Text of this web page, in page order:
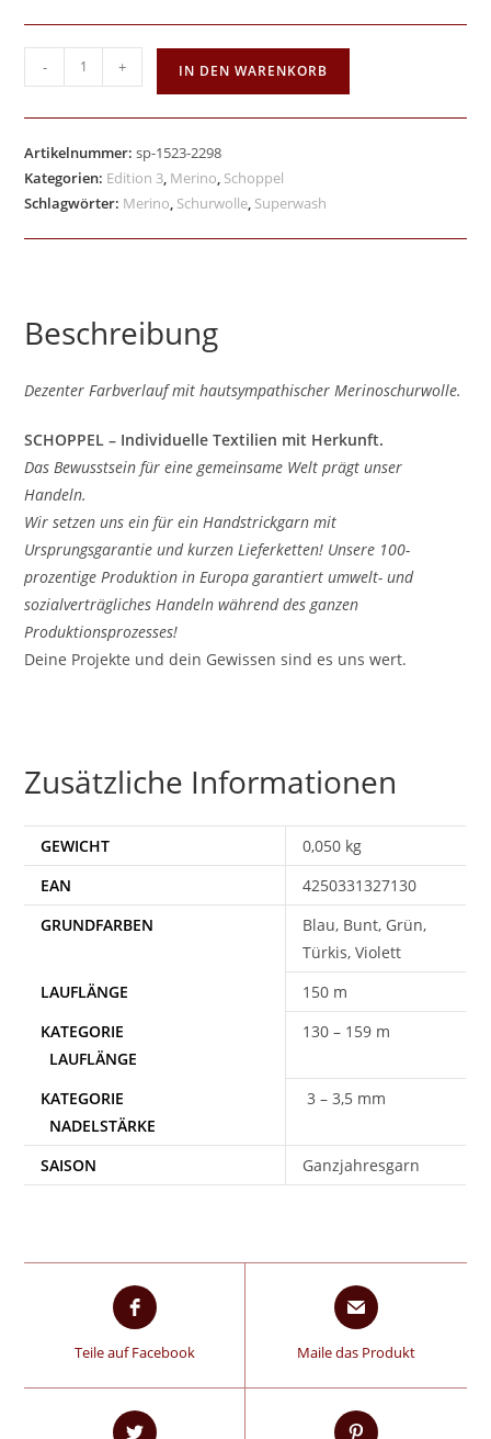
- + IN DEN WARENKORB
Artikelnummer:sp-1523-2298
Kategorien: Edition 3, Merino, Schoppel
Schlagwörter: Merino, Schurwolle, Superwash
Beschreibung
Dezenter Farbverlauf mit hautsympathischer Merinoschurwolle.
SCHOPPEL – Individuelle Textilien mit Herkunft.
Das Bewusstsein für eine gemeinsame Welt prägt unser
Handeln.
Wir setzen uns ein für ein Handstrickgarn mit
Ursprungsgarantie und kurzen Lieferketten! Unsere 100-
prozentige Produktion in Europa garantiert umwelt- und
sozialverträgliches Handeln während des ganzen
Produktionsprozesses!
Deine Projekte und dein Gewissen sind es uns wert.
Zusätzliche Informationen
GEWICHT
0,050 kg
EAN
4250331327130
Blau, Bunt, Grün,
Türkis, Violett
150 m
130 – 159 m
3 – 3,5 mm
SAISON Ganzjahresgarn
Teile auf Facebook Maile das Produkt